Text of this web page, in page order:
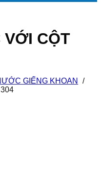
CỘT
GIẾNG KHOAN
/